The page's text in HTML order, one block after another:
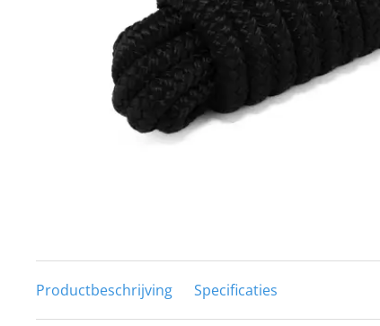
Veiligheid
Boten, toebehoren en fun
Meubels en lifestyle
Productbeschrijving Specificaties